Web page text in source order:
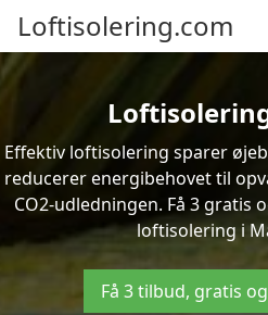
Loftisolering.com
Effektiv loftisolering sparer
reducerer energibehovet til
CO2-udledningen. Få 3 gratis
loftisolering i
Få 3 tilbud, gratis